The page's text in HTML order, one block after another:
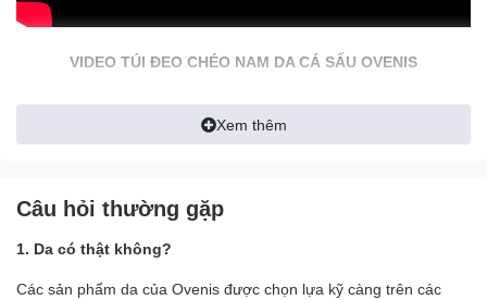
VIDEO TÚI ĐEO CHÉO NAM DA CÁ SẤU OVENIS
Xem thêm
Câu hỏi thường gặp
1. Da có thật không?
Các sản phẩm da của Ovenis được chọn lựa kỹ càng trên các